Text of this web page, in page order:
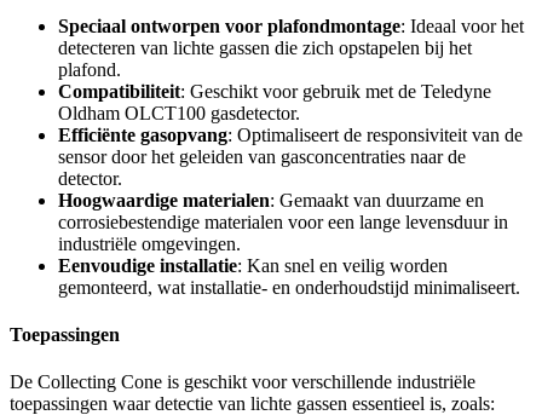
Speciaal ontworpen voor plafondmontage: Ideaal voor het
detecteren van lichte gassen die zich opstapelen bij het
plafond.
Compatibiliteit: Geschikt voor gebruik met de Teledyne
Oldham OLCT100 gasdetector.
Efficiënte gasopvang: Optimaliseert de responsiviteit van de
sensor door het geleiden van gasconcentraties naar de
detector.
Hoogwaardige materialen: Gemaakt van duurzame en
corrosiebestendige materialen voor een lange levensduur in
industriële omgevingen.
Eenvoudige installatie: Kan snel en veilig worden
gemonteerd, wat installatie- en onderhoudstijd minimaliseert.
Toepassingen
De Collecting Cone is geschikt voor verschillende industriële
toepassingen waar detectie van lichte gassen essentieel is, zoals: